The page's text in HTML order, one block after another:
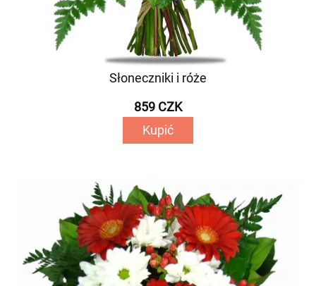
Słoneczniki i róże
859 CZK
Kupić